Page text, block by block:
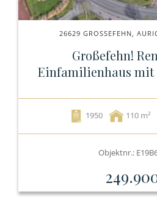
26629 GROSSEFEHN,
Großefehn!
Einfamilienhaus mit
1950 110
Objektnr.: